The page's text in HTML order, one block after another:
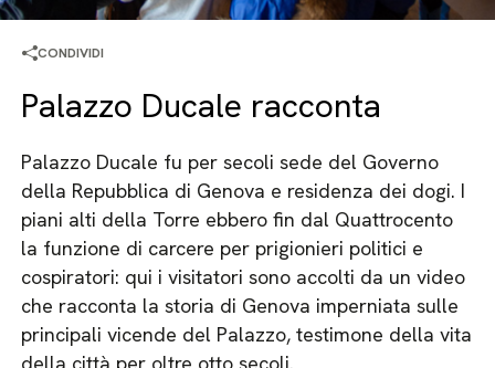
CONDIVIDI
Palazzo Ducale racconta
Palazzo Ducale fu per secoli sede del Governo
della Repubblica di Genova e residenza dei dogi. I
piani alti della Torre ebbero fin dal Quattrocento
la funzione di carcere per prigionieri politici e
cospiratori: qui i visitatori sono accolti da un video
che racconta la storia di Genova imperniata sulle
principali vicende del Palazzo, testimone della vita